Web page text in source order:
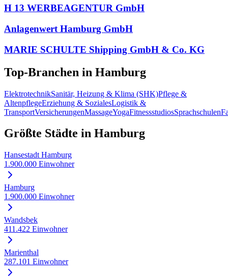
H 13 WERBEAGENTUR GmbH
Anlagenwert Hamburg GmbH
MARIE SCHULTE Shipping GmbH & Co. KG
Top-Branchen in Hamburg
ElektrotechnikSanitär, Heizung & Klima (SHK)Pflege &
AltenpflegeErziehung & SozialesLogistik &
TransportVersicherungenMassageYogaFitnessstudiosSprachschulen
Größte Städte in Hamburg
Hansestadt Hamburg
1.900.000 Einwohner
Hamburg
1.900.000 Einwohner
Wandsbek
411.422 Einwohner
Marienthal
287.101 Einwohner